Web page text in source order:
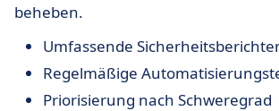
beheben.
Umfassende
Regelmäßige
Priorisierung nach Schweregrad